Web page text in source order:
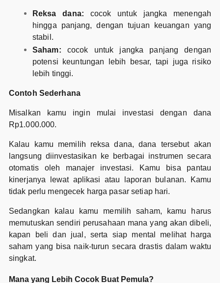
Reksa dana: cocok untuk jangka menengah
hingga panjang, dengan tujuan keuangan yang
stabil.
Saham: cocok untuk jangka panjang dengan
potensi keuntungan lebih besar, tapi juga risiko
lebih tinggi.
Contoh Sederhana
Misalkan kamu ingin mulai investasi dengan dana
Rp1.000.000.
Kalau kamu memilih reksa dana, dana tersebut akan
langsung diinvestasikan ke berbagai instrumen secara
otomatis oleh manajer investasi. Kamu bisa pantau
kinerjanya lewat aplikasi atau laporan bulanan. Kamu
tidak perlu mengecek harga pasar setiap hari.
Sedangkan kalau kamu memilih saham, kamu harus
memutuskan sendiri perusahaan mana yang akan dibeli,
kapan beli dan jual, serta siap mental melihat harga
saham yang bisa naik-turun secara drastis dalam waktu
singkat.
Mana yang Lebih Cocok Buat Pemula?